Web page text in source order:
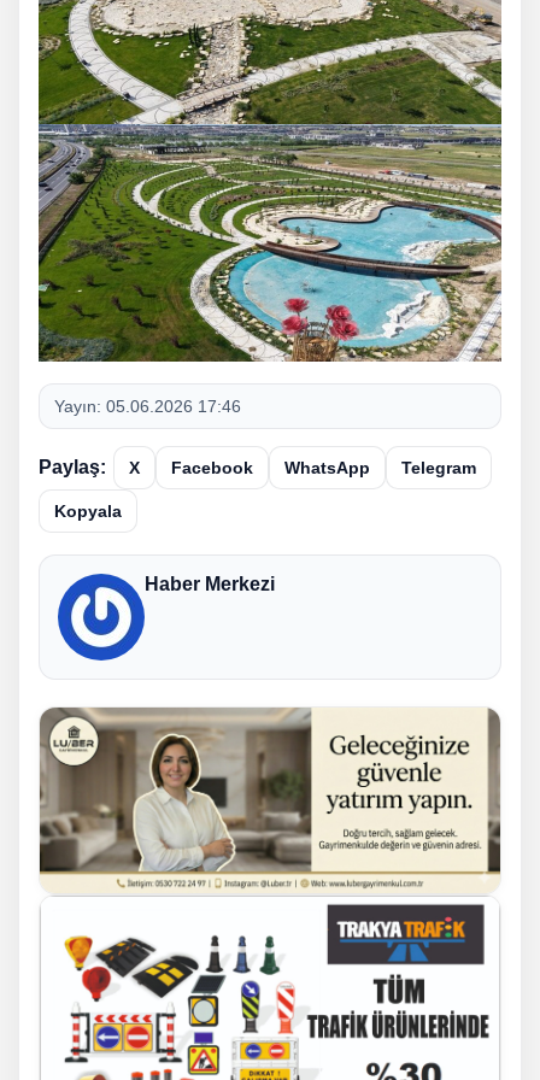
Yayın: 05.06.2026 17:46
Paylaş: X Facebook WhatsApp Telegram
Kopyala
Haber Merkezi